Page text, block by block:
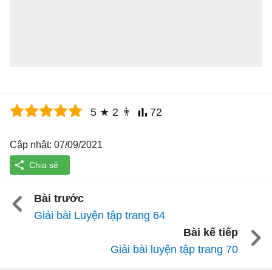
5 ★ 2 👨 72
Cập nhật: 07/09/2021
Bài trước
Giải bài Luyện tập trang 64
Bài kế tiếp
Giải bài luyện tập trang 70